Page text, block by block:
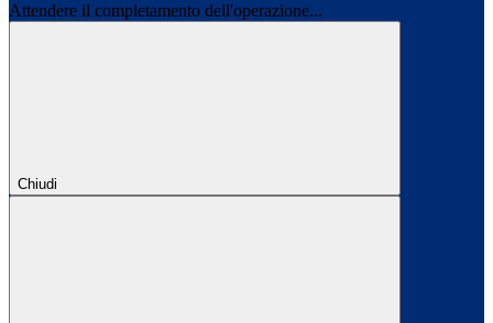
Attendere il completamento dell'operazione...
Chiudi